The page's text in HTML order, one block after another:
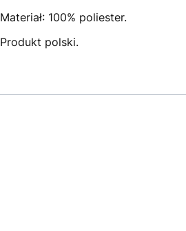
Materiał: 100% poliester.
Produkt polski.